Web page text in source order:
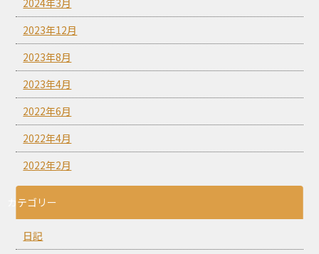
2023年12月
2023年8月
2023年4月
2022年6月
2022年4月
2022年2月
カテゴリー
日記